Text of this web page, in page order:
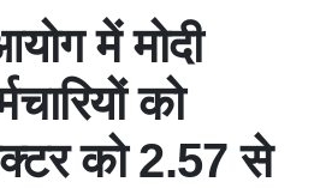
में मोदी
को
को 2.57 से